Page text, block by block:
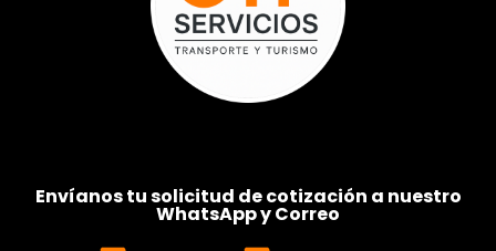
Envíanos tu solicitud de cotización a nuestro
WhatsApp y Correo